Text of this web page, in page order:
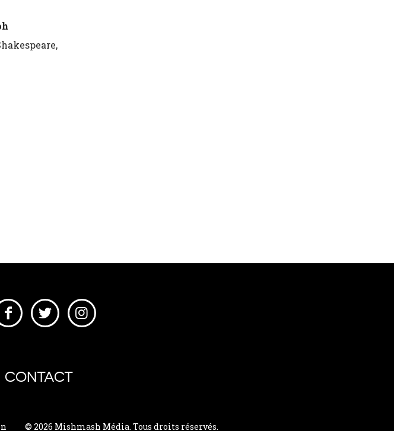
CONTACT
© 2026 Mishmash Média. Tous droits réservés.